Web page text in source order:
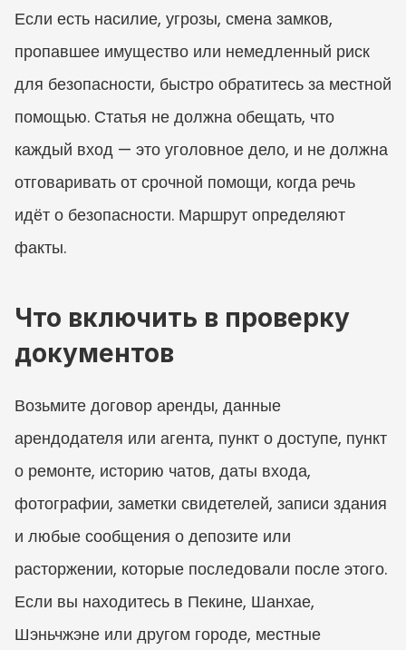
Если есть насилие, угрозы, смена замков,
пропавшее имущество или немедленный риск
для безопасности, быстро обратитесь за местной
помощью. Статья не должна обещать, что
каждый вход — это уголовное дело, и не должна
отговаривать от срочной помощи, когда речь
идёт о безопасности. Маршрут определяют
факты.
Что включить в проверку
документов
Возьмите договор аренды, данные
арендодателя или агента, пункт о доступе, пункт
о ремонте, историю чатов, даты входа,
фотографии, заметки свидетелей, записи здания
и любые сообщения о депозите или
расторжении, которые последовали после этого.
Если вы находитесь в Пекине, Шанхае,
Шэньчжэне или другом городе, местные